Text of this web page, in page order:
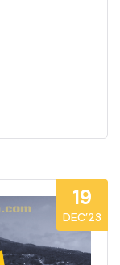
19
DEC’23